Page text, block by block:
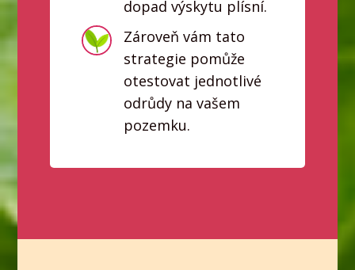
dopad výskytu plísní.
Zároveň vám tato
strategie pomůže
otestovat jednotlivé
odrůdy na vašem
pozemku.